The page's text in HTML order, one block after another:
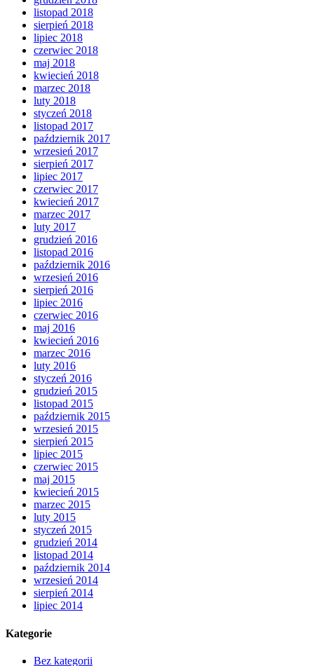
listopad 2018
sierpień 2018
lipiec 2018
czerwiec 2018
maj 2018
kwiecień 2018
marzec 2018
luty 2018
styczeń 2018
listopad 2017
październik 2017
wrzesień 2017
sierpień 2017
lipiec 2017
czerwiec 2017
kwiecień 2017
marzec 2017
luty 2017
grudzień 2016
listopad 2016
październik 2016
wrzesień 2016
sierpień 2016
lipiec 2016
czerwiec 2016
maj 2016
kwiecień 2016
marzec 2016
luty 2016
styczeń 2016
grudzień 2015
listopad 2015
październik 2015
wrzesień 2015
sierpień 2015
lipiec 2015
czerwiec 2015
maj 2015
kwiecień 2015
marzec 2015
luty 2015
styczeń 2015
grudzień 2014
listopad 2014
październik 2014
wrzesień 2014
sierpień 2014
lipiec 2014
Kategorie
Bez kategorii